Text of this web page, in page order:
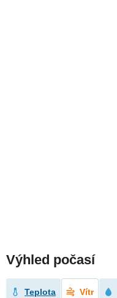
Výhled počasí
Teplota Vítr